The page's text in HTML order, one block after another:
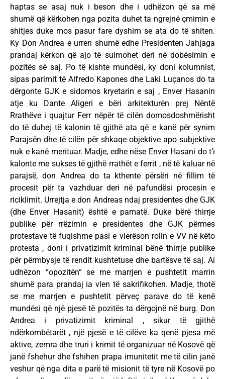
haptas se asaj nuk i beson dhe i udhëzon që sa më
shumë që kërkohen nga pozita duhet ta ngrejnë çmimin e
shitjes duke mos pasur fare dyshim se ata do të shiten.
Ky Don Andrea e urren shumë edhe Presidenten Jahjaga
prandaj kërkon që ajo të sulmohet deri në dobësimin e
pozitës së saj. Po të kishte mundësi, ky doni kolumnist,
sipas parimit të Alfredo Kapones dhe Laki Luçanos do ta
dërgonte GJK e sidomos kryetarin e saj , Enver Hasanin
atje ku Dante Aligeri e bëri arkitekturën prej Nëntë
Rrathëve i quajtur Ferr nëpër të cilën domosdoshmërisht
do të duhej të kalonin të gjithë ata që e kanë për synim
Parajsën dhe të cilën për shkaqe objektive apo subjektive
nuk e kanë merituar. Madje, edhe nëse Enver Hasani do t’i
kalonte me sukses të gjithë rrathët e ferrit , në të kaluar në
parajsë, don Andrea do ta kthente përsëri në fillim të
procesit për ta vazhduar deri në pafundësi procesin e
riciklimit. Urrejtja e don Andreas ndaj presidentes dhe GJK
(dhe Enver Hasanit) është e pamatë. Duke bërë thirrje
publike për rrëzimin e presidentes dhe GJK përmes
protestave të fuqishme pasi e vlerëson rolin e VV në këto
protesta , doni i privatizimit kriminal bënë thirrje publike
për përmbysje të rendit kushtetuse dhe bartësve të saj. Ai
udhëzon “opozitën“ se me marrjen e pushtetit marrin
shumë para prandaj ia vlen të sakrifikohen. Madje, thotë
se me marrjen e pushtetit përveç parave do të kenë
mundësi që një pjesë të pozitës ta dërgojnë në burg. Don
Andrea i privatizimit kriminal , sikur të gjithë
ndërkombëtarët , një pjesë e të cilëve ka qenë pjesa më
aktive, zemra dhe truri i krimit të organizuar në Kosovë që
janë fshehur dhe fshihen prapa imunitetit me të cilin janë
veshur që nga dita e parë të misionit të tyre në Kosovë po